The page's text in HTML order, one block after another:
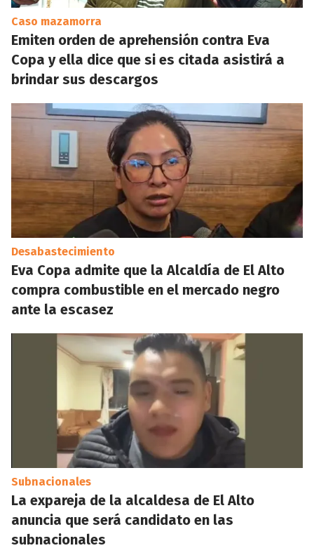
Caso mazamorra
Emiten orden de aprehensión contra Eva
Copa y ella dice que si es citada asistirá a
brindar sus descargos
Desabastecimiento
Eva Copa admite que la Alcaldía de El Alto
compra combustible en el mercado negro
ante la escasez
Subnacionales
La expareja de la alcaldesa de El Alto
anuncia que será candidato en las
subnacionales